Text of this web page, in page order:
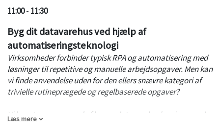
Hvordan udvikler man bedst et automatiseringsprogram?
Hvordan leverer man kontinuerligt, når forretningen er
gearet til automatisering?
11:00- 11:30
Byg dit datavarehus ved hjælp af
automatiseringsteknologi
Virksomheder forbinder typisk RPA og automatisering med
løsninger til repetitive og manuelle arbejdsopgaver. Men kan
vi finde anvendelse uden for den ellers snævre kategori af
trivielle rutineprægede og regelbaserede opgaver?
Vi har stor succes med af bygge datavarehusløsninger ved
hjælp af egenudviklet automatiseringsteknologi. Centralt
Læs mere